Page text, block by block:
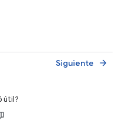
Siguiente arrow_forward
útil?